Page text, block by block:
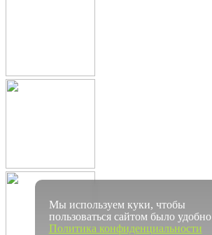
Мы используем куки, чтобы
пользоваться сайтом было удобно
Политика конфиденциальности